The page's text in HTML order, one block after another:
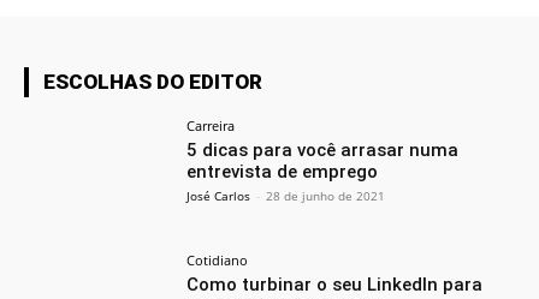
ESCOLHAS DO EDITOR
Carreira
5 dicas para você arrasar numa
entrevista de emprego
José Carlos - 28 de junho de 2021
Cotidiano
Como turbinar o seu LinkedIn para